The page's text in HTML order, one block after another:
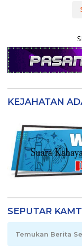
KEJAHATAN
SEPUTAR
Temukan Berita